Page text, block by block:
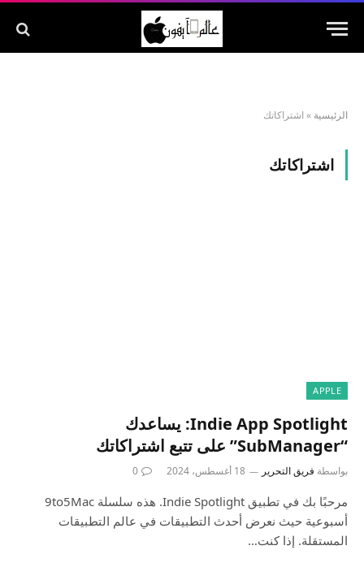
الرئيسية » اشتراكاتك
اشتراكاتك
APPLE
Indie App Spotlight: يساعدك
“SubManager” على تتبع اشتراكاتك
بواسطة فريق التحرير 18 أغسطس، 2024 0
مرحبًا بك في تطبيق Indie Spotlight. هذه سلسلة 9to5Mac
أسبوعية حيث نعرض أحدث التطبيقات في عالم التطبيقات
المستقلة. إذا كنت…